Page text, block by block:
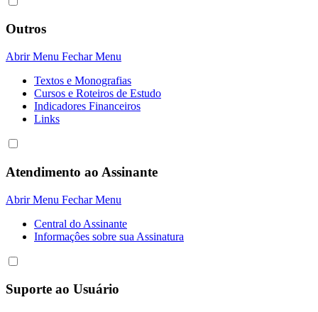
Outros
Abrir Menu Fechar Menu
Textos e Monografias
Cursos e Roteiros de Estudo
Indicadores Financeiros
Links
Atendimento ao Assinante
Abrir Menu Fechar Menu
Central do Assinante
Informaçôes sobre sua Assinatura
Suporte ao Usuário